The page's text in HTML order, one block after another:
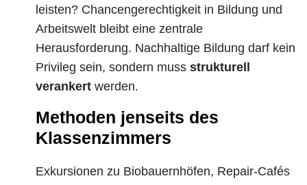
leisten? Chancengerechtigkeit in Bildung und
Arbeitswelt bleibt eine zentrale
Herausforderung. Nachhaltige Bildung darf kein
Privileg sein, sondern muss strukturell
verankert werden.
Methoden jenseits des
Klassenzimmers
Exkursionen zu Biobauernhöfen, Repair-Cafés